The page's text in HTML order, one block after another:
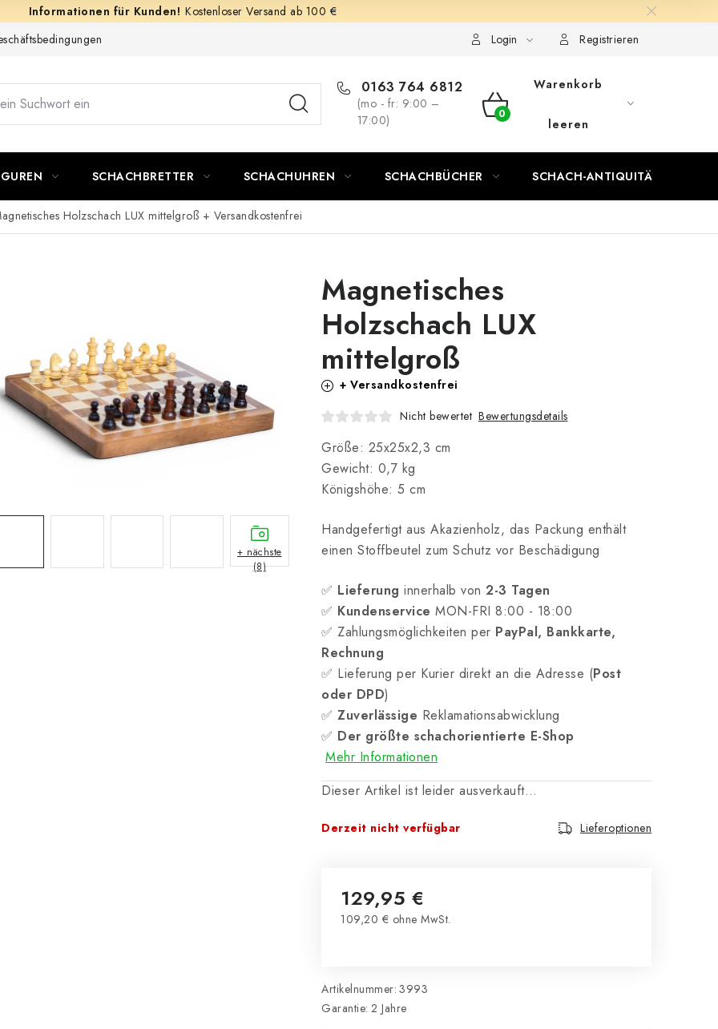
Kostenloser Versand ab 100 €
Login Registrieren
0163 764 6812
(mo - fr: 9:00 –
17:00)
WARENKORB
Warenkorb
leeren
SCHACHBRETTER SCHACHUHREN SCHACHBÜCHER SCHACH-ANTIQUITÄTENLADEN
Holzschach LUX mittelgroß + Versandkostenfrei
Magnetisches
Holzschach LUX
mittelgroß
+ Versandkostenfrei
Nicht bewertet Bewertungsdetails
Größe: 25x25x2,3 cm
Gewicht: 0,7 kg
Königshöhe: 5 cm
Handgefertigt aus Akazienholz, das Packung enthält
einen Stoffbeutel zum Schutz vor Beschädigung
✅ Lieferung innerhalb von 2-3 Tagen
✅ Kundenservice MON-FRI 8:00 - 18:00
✅ Zahlungsmöglichkeiten per PayPal, Bankkarte,
Rechnung
✅ Lieferung per Kurier direkt an die Adresse (Post
oder DPD)
✅ Zuverlässige Reklamationsabwicklung
✅ Der größte schachorientierte E-Shop
Mehr Informationen
Dieser Artikel ist leider ausverkauft…
Derzeit nicht verfügbar Lieferoptionen
129,95 €
109,20 € ohne MwSt.
Artikelnummer: 3993
Garantie: 2 Jahre
+ nächste
(8)